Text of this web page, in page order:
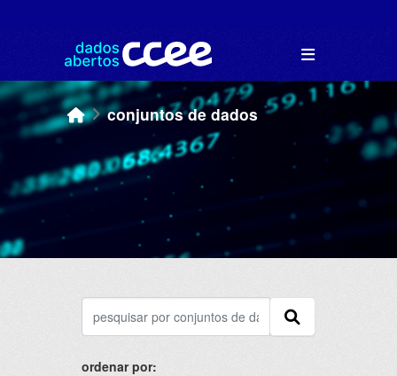
conjuntos de dados
ordenar por